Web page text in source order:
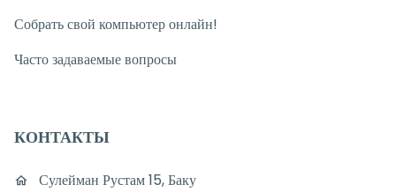
Собрать свой компьютер онлайн!
Часто задаваемые вопросы
КОНТАКТЫ
Сулейман Рустам 15, Баку